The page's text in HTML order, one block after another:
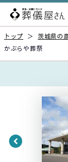
トップ ＞ 茨城県の
かぶらや葬祭